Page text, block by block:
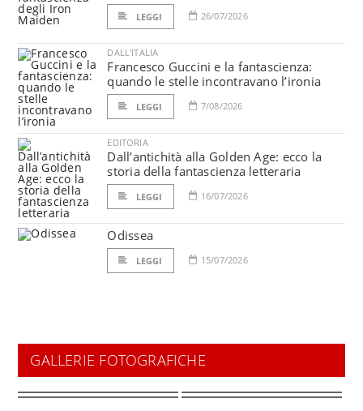
LEGGI 26/07/2026
DALL'ITALIA
Francesco Guccini e la fantascienza:
quando le stelle incontravano l’ironia
LEGGI 7/08/2026
EDITORIA
Dall’antichità alla Golden Age: ecco la
storia della fantascienza letteraria
LEGGI 16/07/2026
Odissea
LEGGI 15/07/2026
GALLERIE FOTOGRAFICHE